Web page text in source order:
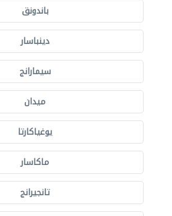
باندونق
دينباسار
سيمارانج
ميدان
يوغياكارتا
ماكاسار
تانجيرانج